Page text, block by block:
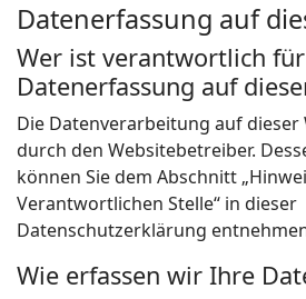
Datenerfassung auf
Wer ist verantwortlich
Datenerfassung auf
Die Datenverarbeitung auf
durch den Websitebetreiber.
können Sie dem Abschnitt
Verantwortlichen Stelle“ in dieser
Datenschutzerklärung
Wie erfassen wir Ihre